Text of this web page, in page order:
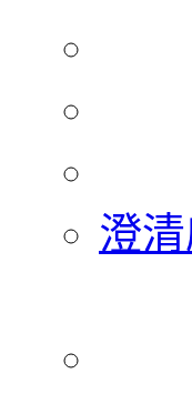
澄